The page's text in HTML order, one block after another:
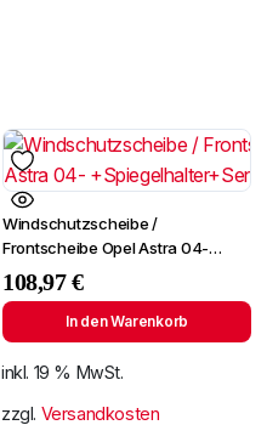
Windschutzscheibe /
Frontscheibe Opel Astra 04-
+Spiegelhalter+Sensor
108,97€
In den Warenkorb
inkl. 19 % MwSt.
zzgl. Versandkosten